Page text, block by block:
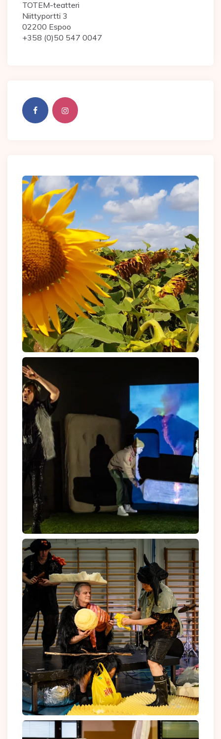
TOTEM-teatteri
Niittyportti 3
02200 Espoo
+358 (0)50 547 0047